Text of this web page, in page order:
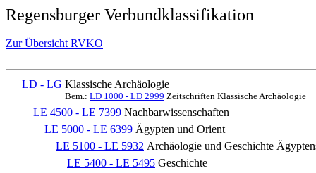
Regensburger Verbundklassifikation
Zur Übersicht RVKO
LD - LG Klassische Archäologie
Bem.: LD 1000 - LD 2999 Zeitschriften Klassische Archäologie
LE 4500 - LE 7399 Nachbarwissenschaften
LE 5000 - LE 6399 Ägypten und Orient
LE 5100 - LE 5932 Archäologie und Geschichte
LE 5400 - LE 5495 Geschichte